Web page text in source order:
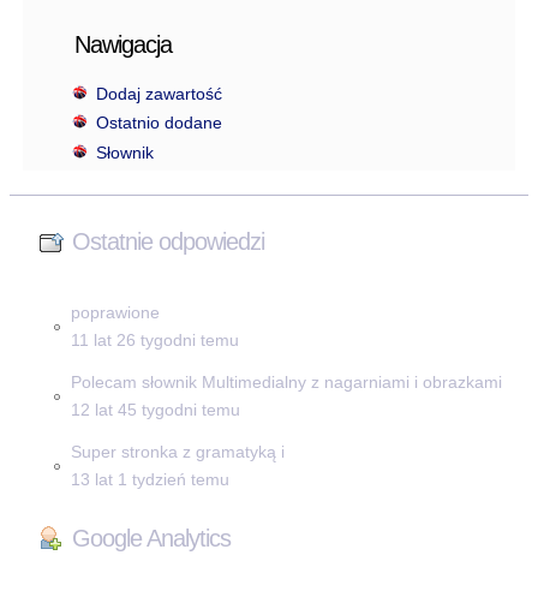
Nawigacja
Dodaj zawartość
Ostatnio dodane
Słownik
Ostatnie odpowiedzi
poprawione
11 lat 26 tygodni temu
Polecam słownik Multimedialny z nagarniami i obrazkami
12 lat 45 tygodni temu
Super stronka z gramatyką i
13 lat 1 tydzień temu
Google Analytics